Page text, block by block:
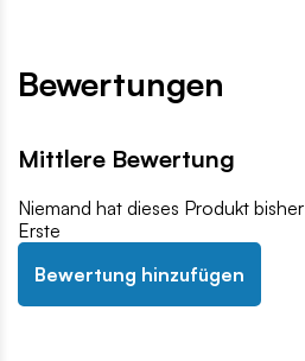
Bewertungen
Mittlere Bewertung
Niemand hat dieses Produkt
Erste
Bewertung hinzufügen